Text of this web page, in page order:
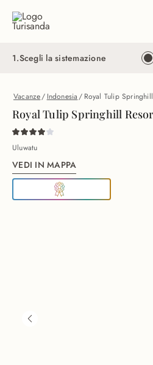
1.Scegli la sistemazione
Vacanze/ Indonesia/ Royal Tulip
Royal Tulip Springhill
Uluwatu
VEDI IN MAPPA